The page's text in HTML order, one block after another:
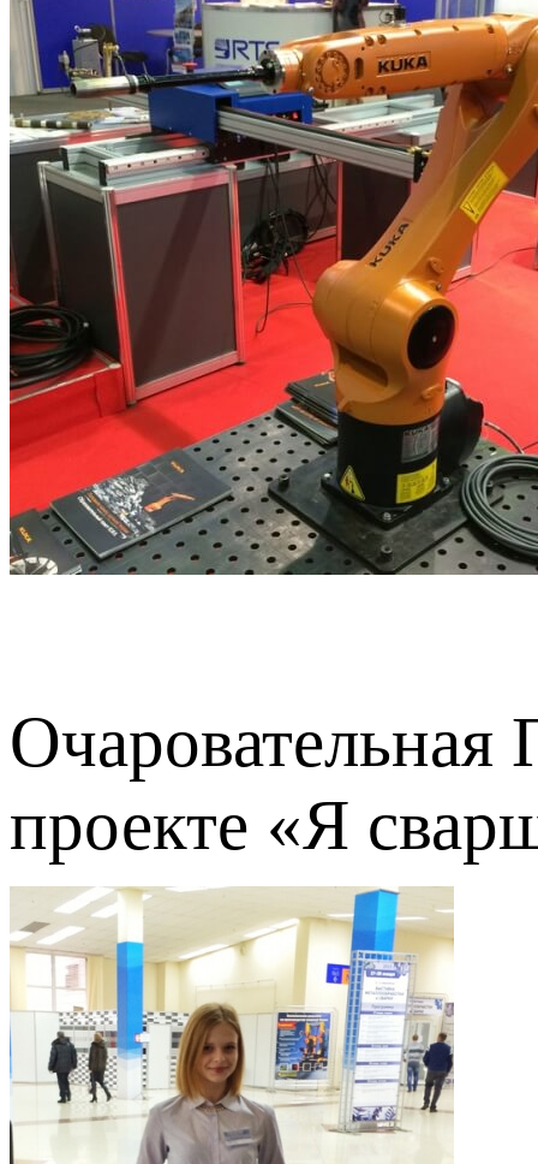
Очаровательная
проекте «Я